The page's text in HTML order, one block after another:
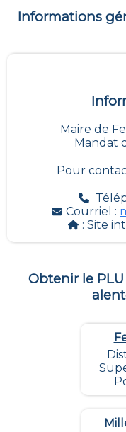
Informations
Maire de
Mandat
Pour
Courriel :
: Site
Obtenir le